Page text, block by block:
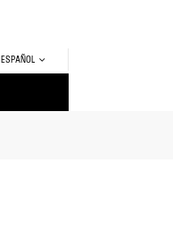
ESPAÑOL